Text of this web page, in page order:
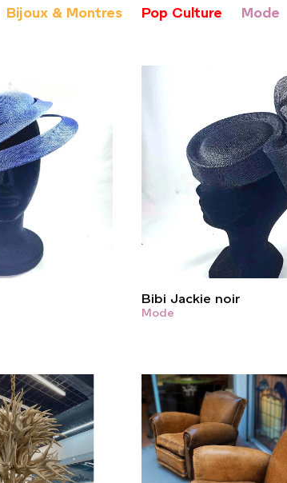
Bijoux & Montres Pop Culture
Mode
Bibi Jackie noir
Mode